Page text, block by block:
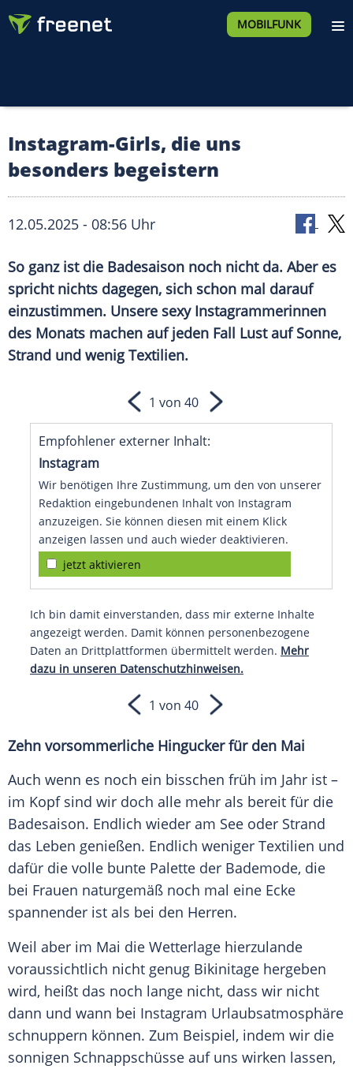
MOBILFUNK
Instagram-Girls, die uns
besonders begeistern
12.05.2025 - 08:56 Uhr
So ganz ist die Badesaison noch nicht da. Aber es
spricht nichts dagegen, sich schon mal darauf
einzustimmen. Unsere sexy Instagrammerinnen
des Monats machen auf jeden Fall Lust auf Sonne,
Strand und wenig Textilien.
Empfohlener externer Inhalt:
Instagram
Wir benötigen Ihre Zustimmung, um den von unserer
Redaktion eingebundenen Inhalt von Instagram
anzuzeigen. Sie können diesen mit einem Klick
anzeigen lassen und auch wieder deaktivieren.
jetzt aktivieren
Ich bin damit einverstanden, dass mir externe Inhalte
angezeigt werden. Damit können personenbezogene
Daten an Drittplattformen übermittelt werden. Mehr
dazu in unseren Datenschutzhinweisen.
1 von 40
1 von 40
Zehn vorsommerliche Hinguckerfür den Mai
Auch wenn es noch ein bisschen früh im Jahr ist –
im Kopf sind wir doch alle mehr als bereit für die
Badesaison. Endlich wieder am See oder Strand
das Leben genießen. Endlich weniger Textilien und
dafür die volle bunte Palette der Bademode, die
bei Frauen naturgemäß noch mal eine Ecke
spannender ist als bei den Herren.
Weil aber im Mai die Wetterlage hierzulande
voraussichtlich nicht genug Bikinitage hergeben
wird, heißt das noch lange nicht, dass wir nicht
dann und wann bei Instagram Urlaubsatmosphäre
schnuppern können. Zum Beispiel, indem wir die
sonnigen Schnappschüsse auf uns wirken lassen,